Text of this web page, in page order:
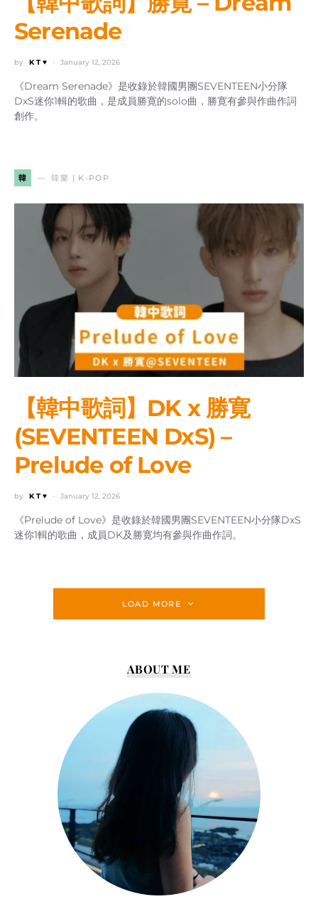
Serenade
by K T ♥ January 12, 2026
《Dream Serenade》是收錄於韓國男團SEVENTEEN小分隊
DxS迷你1輯的歌曲，是成員勝寛的solo曲，勝寛有參與作曲作詞
創作。
韓 韓樂 | K-POP
【韓中歌詞】DK x 勝寛
(SEVENTEEN DxS) –
Prelude of Love
by K T ♥ January 12, 2026
《Prelude of Love》是收錄於韓國男團SEVENTEEN小分隊DxS
迷你1輯的歌曲，成員DK及勝寛均有參與作曲作詞。
LOAD MORE
ABOUT ME